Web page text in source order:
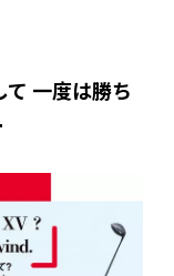
⼀度は勝ち